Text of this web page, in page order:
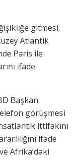
gitmesi,
Atlantik
Paris ile
ifade
Başkan
görüşmesi
ittifakını
ifade
Afrika’daki